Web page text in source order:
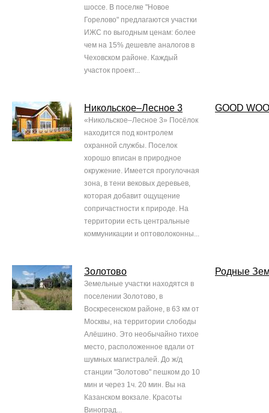
шоссе. В поселке "Новое
Горелово" предлагаются участки
ИЖС по выгодным ценам: более
чем на 15% дешевле аналогов в
Чеховском районе. Каждый
участок проект...
Никольское–Лесное 3
«Никольское–Лесное 3» Посёлок
находится под контролем
охранной службы. Поселок
хорошо вписан в природное
окружение. Имеется прогулочная
зона, в тени вековых деревьев,
которая добавит ощущение
сопричастности к природе. На
территории есть центральные
коммуникации и оптоволоконны...
GOOD
Золотово
Земельные участки находятся в
поселении Золотово, в
Воскресенском районе, в 63 км от
Москвы, на территории слободы
Алёшино. Это необычайно тихое
место, расположенное вдали от
шумных магистралей. До ж/д
станции "Золотово" пешком до 10
мин и через 1ч. 20 мин. Вы на
Казанском вокзале. Красоты
Виноград...
Родные